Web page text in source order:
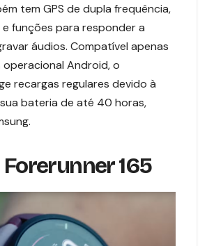
tem GPS de dupla frequência,
funções para responder a
áudios. Compatível apenas
Android, o
recargas regulares devido à
bateria de até 40 horas,
165